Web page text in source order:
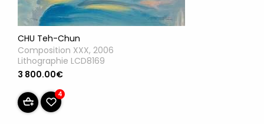
CHU Teh-Chun
Composition XXX, 2006
Lithographie LCD8169
3 800.00€
4